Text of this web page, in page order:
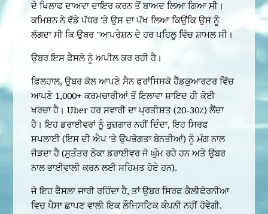
ਦੇ ਖਿਲਾਫ ਦਾਅਵਾ ਦਾਇਰ ਕਰਨ ਤੋਂ ਬਾਅਦ ਲਿਆ ਗਿਆ ਸੀ।
ਕਮਿਸ਼ਨ ਨੇ ਵੱਡੇ ਪੱਧਰ 'ਤੇ ਉਸ ਦਾ ਪੱਖ ਲਿਆ ਕਿਉਂਕਿ ਉਸ ਨੂੰ
ਲੱਗਦਾ ਸੀ ਕਿ ਉਬਰ "ਆਪਰੇਸ਼ਨ ਦੇ ਹਰ ਪਹਿਲੂ ਵਿੱਚ ਸ਼ਾਮਲ ਸੀ।
ਉਬਰ ਇਸ ਫੈਸਲੇ ਨੂੰ ਅਪੀਲ ਕਰ ਰਹੀ ਹੈ।
ਫਿਲਹਾਲ, ਉਬਰ ਕੋਲ ਆਪਣੇ ਸੈਨ ਫਰਾਂਸਿਸਕੋ ਹੈੱਡਕੁਆਰਟਰ ਵਿੱਚ
ਆਪਣੇ 1,000+ ਕਰਮਚਾਰੀਆਂ ਤੋਂ ਇਲਾਵਾ ਸ਼ਾਇਦ ਹੀ ਕੋਈ
ਖਰਚਾ ਹੈ। Uber ਹਰ ਸਵਾਰੀ ਦਾ ਪ੍ਰਤੀਸ਼ਤ (20-30٪) ਲੈਂਦਾ
ਹੈ। ਇਹ ਡਰਾਈਵਰਾਂ ਨੂੰ ਰੁਜ਼ਗਾਰ ਨਹੀਂ ਦਿੰਦਾ, ਇਹ ਸਿਰਫ
ਸਪਲਾਈ (ਇਸ ਦੀ ਐਪ 'ਤੇ ਉਪਭੋਗਤਾ ਬੇਨਤੀਆਂ) ਨੂੰ ਮੰਗ ਨਾਲ
ਜੋੜਦਾ ਹੈ (ਸੁਤੰਤਰ ਠੇਕਾ ਡਰਾਈਵਰ ਜੋ ਘੁੰਮ ਰਹੇ ਹਨ ਅਤੇ ਉਬਰ
ਨਾਲ ਭਾਈਵਾਲੀ ਕਰਨ ਲਈ ਸਹਿਮਤ ਹੋਏ ਹਨ).
ਜੇ ਇਹ ਫੈਸਲਾ ਜਾਰੀ ਰਹਿੰਦਾ ਹੈ, ਤਾਂ ਉਬਰ ਸਿਰਫ ਕੈਲੀਫੋਰਨੀਆ
ਵਿਚ ਪੈਸਾ ਛਾਪਣ ਵਾਲੀ ਇਕ ਲੌਜਿਸਟਿਕ ਕੰਪਨੀ ਨਹੀਂ ਹੋਵੇਗੀ.